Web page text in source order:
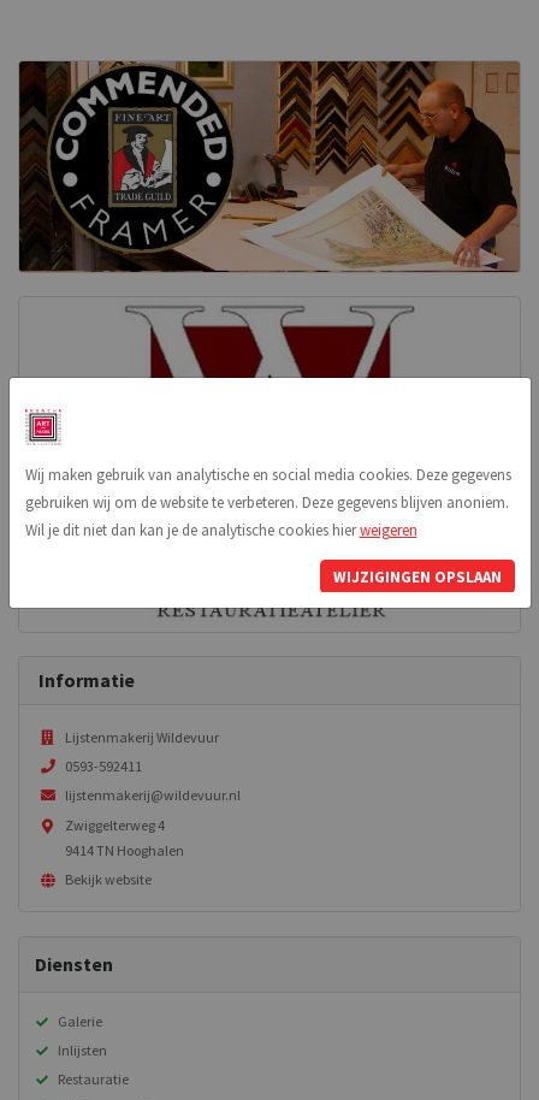
Informatie
Lijstenmakerij Wildevuur
0593-592411
lijstenmakerij@wildevuur.nl
Zwiggelterweg 4
9414 TN Hooghalen
Bekijk website
Diensten
Galerie
Inlijsten
Restauratie
Wij maken gebruik van analytische en social media cookies. Deze gegevens
gebruiken wij om de website te verbeteren. Deze gegevens blijven anoniem.
Wil je dit niet dan kan je de analytische cookies hierweigeren
WIJZIGINGEN OPSLAAN